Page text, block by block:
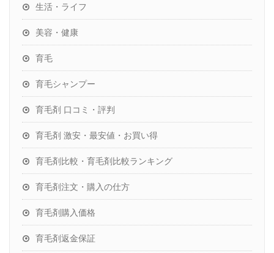
生活・ライフ
美容・健康
育毛
育毛シャンプー
育毛剤 口コミ・評判
育毛剤 激安・最安値・お買い得
育毛剤比較・育毛剤比較ランキング
育毛剤注文・購入の仕方
育毛剤購入価格
育毛剤返金保証